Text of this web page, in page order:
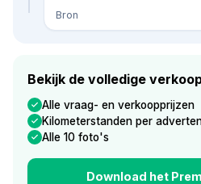
Bron
Bekijk de volledige
Alle vraag- en verkoopprijzen
Kilometerstanden per
Alle 10 foto's
Download het